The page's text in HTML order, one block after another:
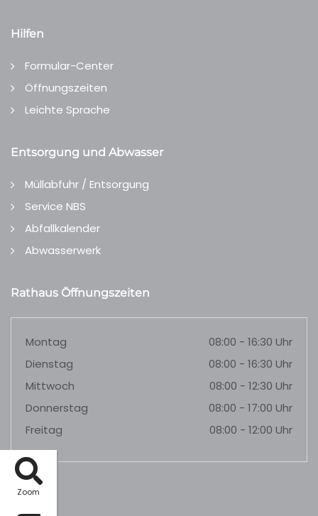
Zoom
Hilfen
Formular-Center
Öffnungszeiten
Leichte Sprache
Entsorgung und Abwasser
Müllabfuhr / Entsorgung
Service NBS
Abfallkalender
Abwasserwerk
Rathaus Öffnungszeiten
Montag
08:00 - 16:30 Uhr
Dienstag
08:00 - 16:30 Uhr
Mittwoch
08:00 - 12:30 Uhr
Donnerstag
08:00 - 17:00 Uhr
Freitag
08:00 - 12:00 Uhr